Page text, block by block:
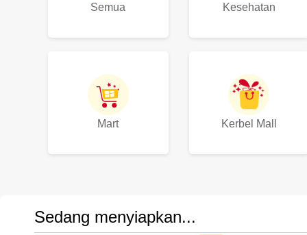
Semua Kesehatan
Mart Kerbel Mall
Sedang menyiapkan...